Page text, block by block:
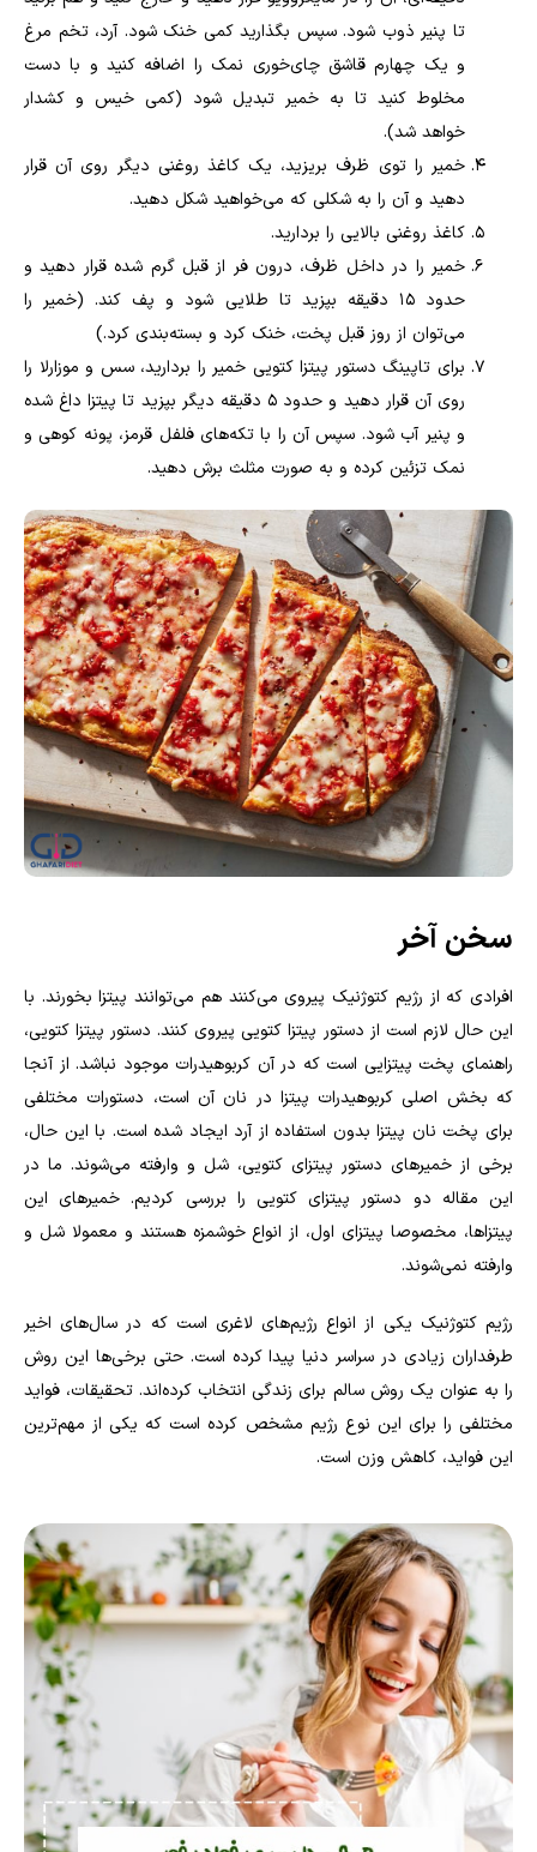
تا پنیر ذوب شود. سپس بگذارید کمی خنک شود. آرد، تخم مرغ
و یک چهارم قاشق چای‌خوری نمک را اضافه کنید و با دست
مخلوط کنید تا به خمیر تبدیل شود (کمی خیس و کشدار
خواهد شد).
خمیر را توی ظرف بریزید، یک کاغذ روغنی دیگر روی آن قرار
دهید و آن را به شکلی که می‌خواهید شکل دهید.
کاغذ روغنی بالایی را بردارید.
خمیر را در داخل ظرف، درون فر از قبل گرم شده قرار دهید و
حدود 15 دقیقه بپزید تا طلایی شود و پف کند. (خمیر را
می‌توان از روز قبل پخت، خنک کرد و بسته‌بندی کرد.)
برای تاپینگ دستور پیتزا کتویی خمیر را بردارید، سس و موزارلا را
روی آن قرار دهید و حدود 5 دقیقه دیگر بپزید تا پیتزا داغ شده
و پنیر آب شود. سپس آن را با تکه‌های فلفل قرمز، پونه کوهی و
نمک تزئین کرده و به صورت مثلث برش دهید.
سخن آخر
افرادی که از رژیم کتوژنیک پیروی می‌کنند هم می‌توانند پیتزا بخورند. با
این حال لازم است از دستور پیتزا کتویی پیروی کنند. دستور پیتزا کتویی،
راهنمای پخت پیتزایی است که در آن کربوهیدرات موجود نباشد. از آنجا
که بخش اصلی کربوهیدرات پیتزا در نان آن است، دستورات مختلفی
برای پخت نان پیتزا بدون استفاده از آرد ایجاد شده است. با این حال،
برخی از خمیرهای دستور پیتزای کتویی، شل و وارفته می‌شوند. ما در
این مقاله دو دستور پیتزای کتویی را بررسی کردیم. خمیرهای این
پیتزاها، مخصوصا پیتزای اول، از انواع خوشمزه هستند و معمولا شل و
وارفته نمی‌شوند.
رژیم کتوژنیک یکی از انواع رژیم‌های لاغری است که در سال‌های اخیر
طرفداران زیادی در سراسر دنیا پیدا کرده است. حتی برخی‌ها این روش
را به عنوان یک روش سالم برای زندگی انتخاب کرده‌اند. تحقیقات، فواید
مختلفی را برای این نوع رژیم مشخص کرده است که یکی از مهم‌ترین
این فواید، کاهش وزن است.